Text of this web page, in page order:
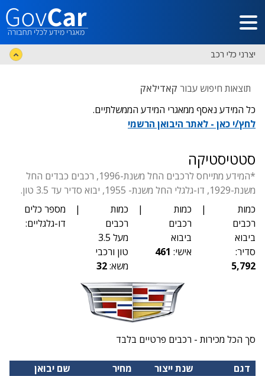
דלג לתוכן הראשי
יצרני כלי רכב
תוצאות חיפוש עבור קאדילאק
כל המידע נאסף ממאגרי המידע הממשלתיים.
לחץ/י כאן - לאתר היבואן הרשמי
סטטיסטיקה
*המידע מתייחס לרכבים החל משנת-1996, רכבים כבדים החל
משנת-1929, דו-גלגלי החל משנת- 1955, יבוא סדיר עד 3.5 טון.
כמות
רכבים
ביבוא
סדיר:
5,792
|
כמות
רכבים
ביבוא
אישי: 461
|
כמות
רכבים
מעל 3.5
טון ורכבי
משא:32
|
מספר כלים
דו-גלגליים:
סך הכל מכירות - רכבים פרטיים בלבד
דגם שנת ייצור מחיר
שם יבואן